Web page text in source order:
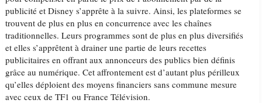
publicité et Disney s’apprête à la suivre. Ainsi, les plateformes se
trouvent de plus en plus en concurrence avec les chaînes
traditionnelles. Leurs programmes sont de plus en plus diversifiés
et elles s’apprêtent à drainer une partie de leurs recettes
publicitaires en offrant aux annonceurs des publics bien définis
grâce au numérique. Cet affrontement est d’autant plus périlleux
qu’elles déploient des moyens financiers sans commune mesure
avec ceux de TF1 ou France Télévision.